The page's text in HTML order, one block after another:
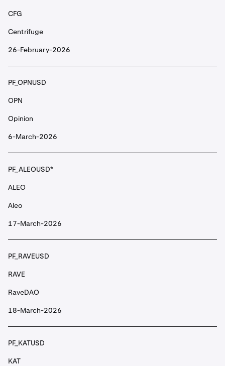
CFG
Centrifuge
26-February-2026
PF_OPNUSD
OPN
Opinion
6-March-2026
PF_ALEOUSD*
ALEO
Aleo
17-March-2026
PF_RAVEUSD
RAVE
RaveDAO
18-March-2026
PF_KATUSD
KAT